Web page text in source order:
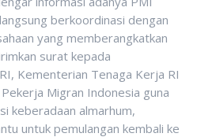
berkoordinasi dengan
yang memberangkatkan
surat kepada
Kementerian Tenaga Kerja RI
Migran Indonesia guna
keberadaan almarhum,
untuk pemulangan kembali ke